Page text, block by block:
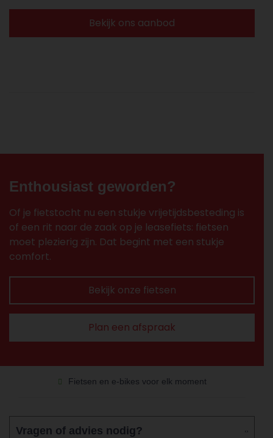
Bekijk ons aanbod
Enthousiast geworden?
Of je fietstocht nu een stukje vrijetijdsbesteding is
of een rit naar de zaak op je leasefiets: fietsen
moet plezierig zijn. Dat begint met een stukje
comfort.
Bekijk onze fietsen
Plan een afspraak
Fietsen en e-bikes voor elk moment
Vragen of advies nodig?